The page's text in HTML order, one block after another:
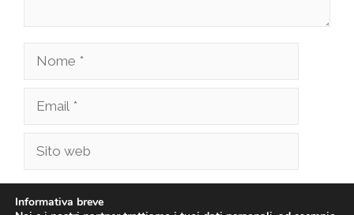
Nome
Email
Sito
Informativa breve